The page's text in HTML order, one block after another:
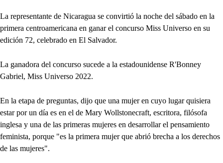
La representante de Nicaragua se convirtió la noche del sábado en la
primera centroamericana en ganar el concurso Miss Universo en su
edición 72, celebrado en El Salvador.
La ganadora del concurso sucede a la estadounidense R'Bonney
Gabriel, Miss Universo 2022.
En la etapa de preguntas, dijo que una mujer en cuyo lugar quisiera
estar por un día es en el de Mary Wollstonecraft, escritora, filósofa
inglesa y una de las primeras mujeres en desarrollar el pensamiento
feminista, porque "es la primera mujer que abrió brecha a los derechos
de las mujeres".